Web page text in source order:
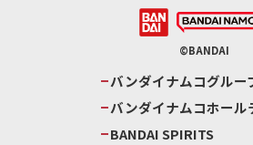
©BANDAI
バンダイナムコグルー
バンダイナムコホール
BANDAI SPIRITS